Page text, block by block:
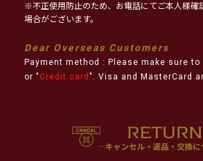
※不正使用防止のため、お電話にてご本人様確
場合がございます。
Dear Overseas Customers
Payment method : Please make sure to
or " Credit card ". Visa and MasterCard